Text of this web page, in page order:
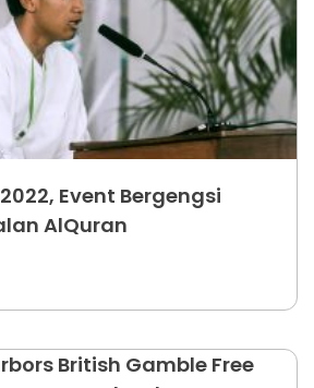
2022, Event Bergengsi
AlQuran
British Gamble Free